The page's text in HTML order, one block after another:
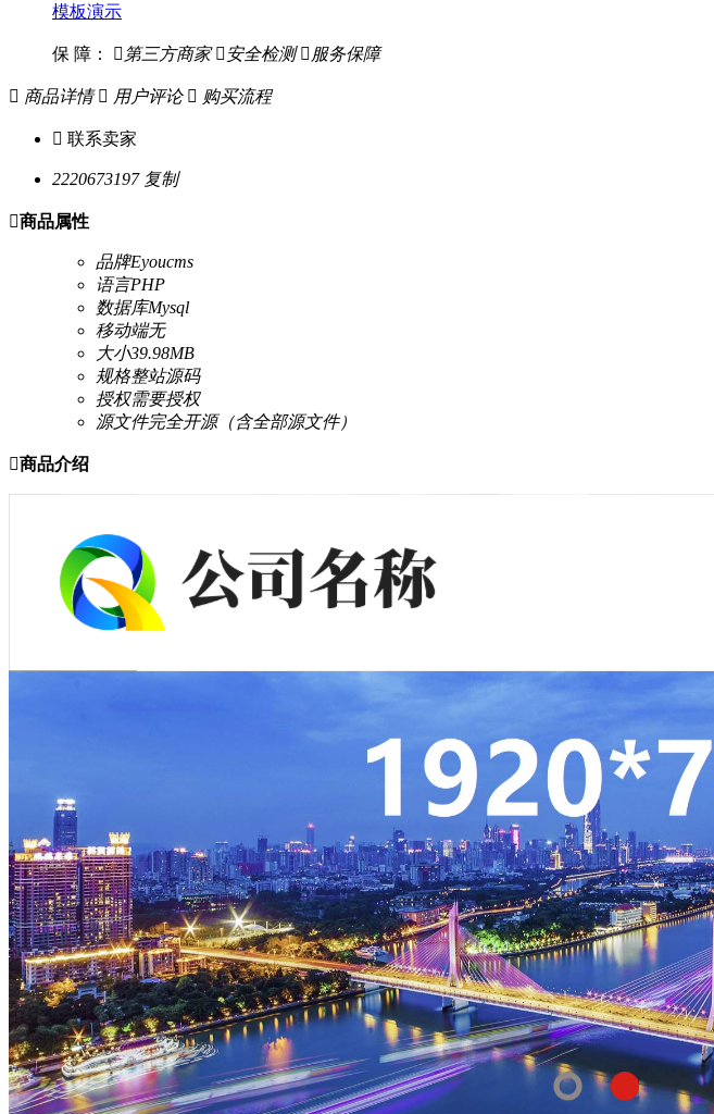
模板演示
保 障：  第三方商家  安全检测  服务保障
 商品详情  用户评论  购买流程
 联系卖家
2220673197 复制
商品属性
品牌Eyoucms
语言PHP
数据库Mysql
移动端无
大小39.98MB
规格整站源码
授权需要授权
源文件完全开源（含全部源文件）
商品介绍